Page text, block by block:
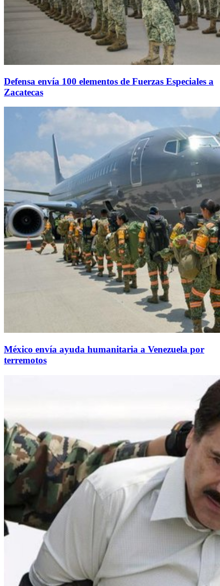
Defensa envía 100 elementos de Fuerzas Especiales a
Zacatecas
México envía ayuda humanitaria a Venezuela por
terremotos